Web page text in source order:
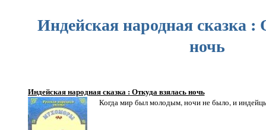
Индейская народная сказка :
ночь
Индейская народная сказка : Откуда взялась ночь
Когда мир был молодым, ночи не было, и